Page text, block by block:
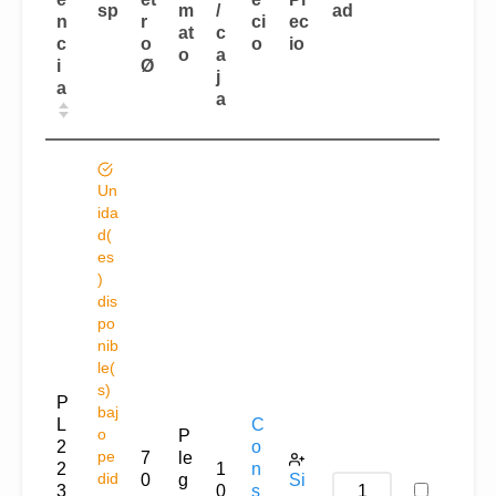
n
c
i
a
sp
r
o
Ø
m
at
o
/
c
a
j
a
ci
o
ec
io
ad
P
L
2
2
3
Un
ida
d(
es
)
dis
po
nib
le(
s)
baj
o
pe
did
7
0
P
le
g
1
0
C
o
n
s
Si